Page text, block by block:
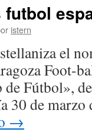
istern
el
Foot-
Fútbol»,
30 de marzo
→